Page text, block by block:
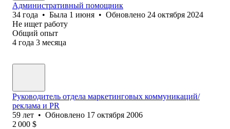
Административный помощник
34 года • Была 1 июня • Обновлено 24 октября 2024
Не ищет работу
Общий опыт
4 года 3 месяца
Руководитель отдела маркетинговых коммуникаций/
реклама и PR
59 лет • Обновлено 17 октября 2006
2 000 $